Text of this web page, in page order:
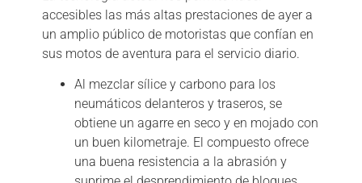
accesibles las más altas prestaciones de ayer a
un amplio público de motoristas que confían en
sus motos de aventura para el servicio diario.
Al mezclar sílice y carbono para los
neumáticos delanteros y traseros, se
obtiene un agarre en seco y en mojado con
un buen kilometraje. El compuesto ofrece
una buena resistencia a la abrasión y